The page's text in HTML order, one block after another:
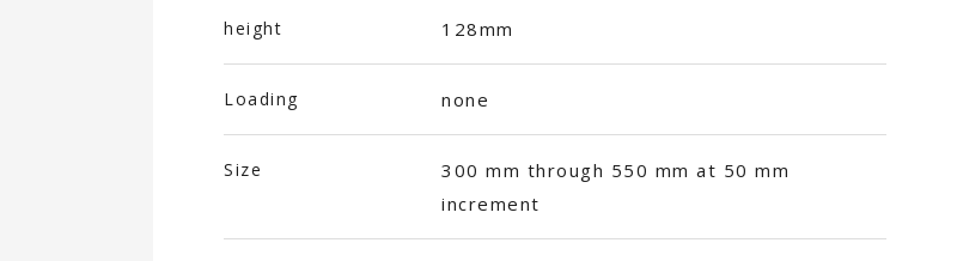
height 128mm
Loading none
Size
300 mm through 550 mm at 50 mm
increment